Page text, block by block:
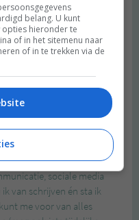
belang. U kunt
hieronder te
of in het sitemenu naar
of in te trekken via de